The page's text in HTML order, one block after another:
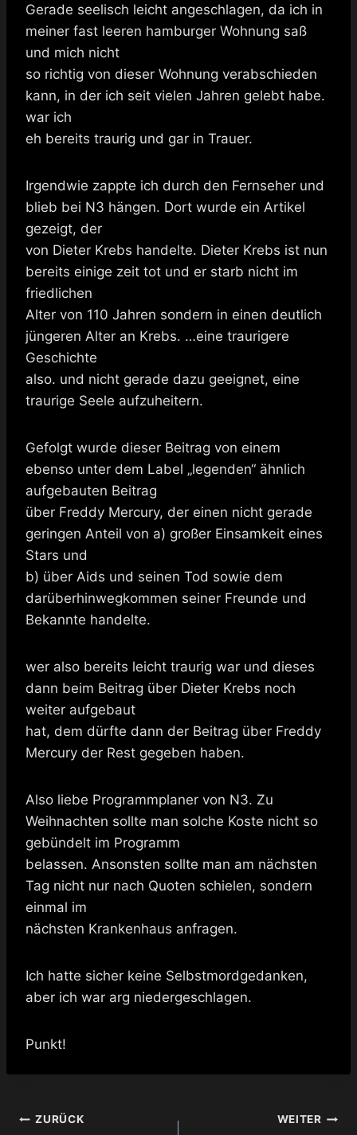
Gerade seelisch leicht angeschlagen, da ich in
meiner fast leeren hamburger Wohnung saß
und mich nicht
so richtig von dieser Wohnung verabschieden
kann, in der ich seit vielen Jahren gelebt habe.
war ich
eh bereits traurig und gar in Trauer.
Irgendwie zappte ich durch den Fernseher und
blieb bei N3 hängen. Dort wurde ein Artikel
gezeigt, der
von Dieter Krebs handelte. Dieter Krebs ist nun
bereits einige zeit tot und er starb nicht im
friedlichen
Alter von 110 Jahren sondern in einen deutlich
jüngeren Alter an Krebs. …eine traurigere
Geschichte
also. und nicht gerade dazu geeignet, eine
traurige Seele aufzuheitern.
Gefolgt wurde dieser Beitrag von einem
ebenso unter dem Label „legenden“ ähnlich
aufgebauten Beitrag
über Freddy Mercury, der einen nicht gerade
geringen Anteil von a) großer Einsamkeit eines
Stars und
b) über Aids und seinen Tod sowie dem
darüberhinwegkommen seiner Freunde und
Bekannte handelte.
wer also bereits leicht traurig war und dieses
dann beim Beitrag über Dieter Krebs noch
weiter aufgebaut
hat, dem dürfte dann der Beitrag über Freddy
Mercury der Rest gegeben haben.
Also liebe Programmplaner von N3. Zu
Weihnachten sollte man solche Koste nicht so
gebündelt im Programm
belassen. Ansonsten sollte man am nächsten
Tag nicht nur nach Quoten schielen, sondern
einmal im
nächsten Krankenhaus anfragen.
Ich hatte sicher keine Selbstmordgedanken,
aber ich war arg niedergeschlagen.
Punkt!
Beitragsnavigation
ZURÜCK WEITER